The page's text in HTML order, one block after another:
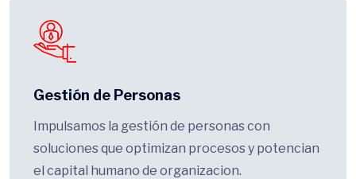
Gestión de Personas
Impulsamos la gestión de personas con
soluciones que optimizan procesos y potencian
el capital humano de organizacion.